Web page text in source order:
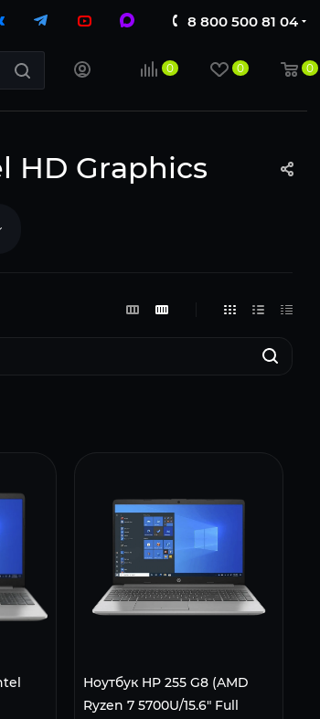
8 800 500 81 04
0 0 0
HD Graphics
Ноутбук HP 255 G8 (AMD
Ryzen 7 5700U/15.6" Full